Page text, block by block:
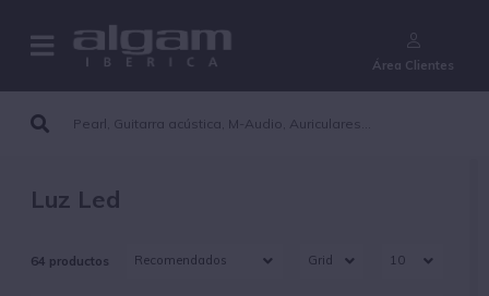
Área Clientes
Luz Led
64 productos